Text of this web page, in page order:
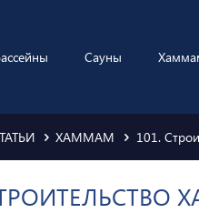
Сауны
ХАММАМ 101.